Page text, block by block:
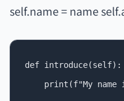
self.name = name
def introduce(self):